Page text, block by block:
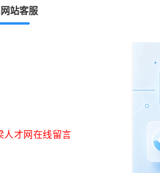
站客服
人才网在线留言